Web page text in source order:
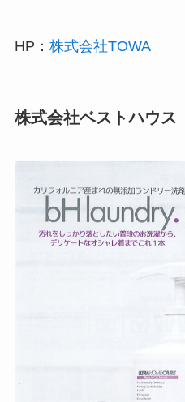
HP： 株式会社TOWA
株式会社ベストハウス